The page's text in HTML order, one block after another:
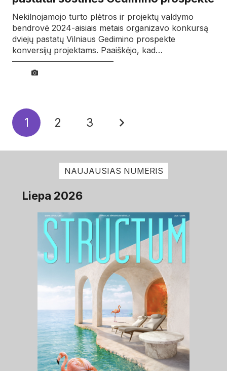
Nekilnojamojo turto plėtros ir projektų valdymo
bendrovė 2024-aisiais metais organizavo konkursą
dviejų pastatų Vilniaus Gedimino prospekte
konversijų projektams. Paaiškėjo, kad…
1 2 3
NAUJAUSIAS NUMERIS
Liepa 2026